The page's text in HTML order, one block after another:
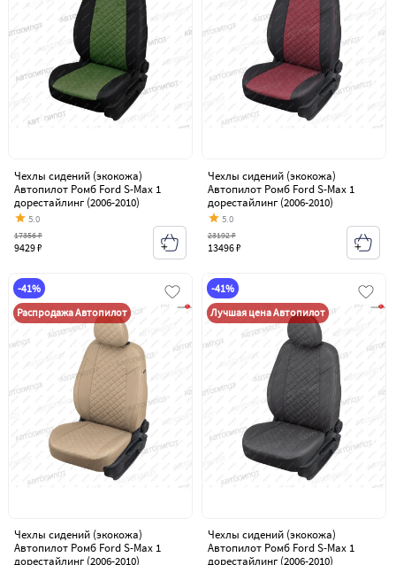
Чехлы сидений (экокожа)
Автопилот Ромб Ford S-Max 1
дорестайлинг (2006-2010)
5.0
9429 ₽
17356 ₽
Чехлы сидений (экокожа)
Автопилот Ромб Ford S-Max 1
дорестайлинг (2006-2010)
5.0
13496 ₽
23192 ₽
-41%
Распродажа Автопилот
Чехлы сидений (экокожа)
Автопилот Ромб Ford S-Max 1
дорестайлинг (2006-2010)
-41%
Лучшая цена Автопилот
Чехлы сидений (экокожа)
Автопилот Ромб Ford S-Max 1
дорестайлинг (2006-2010)